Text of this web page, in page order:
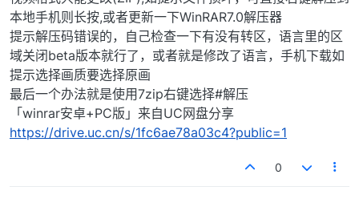
本地手机则长按,或者更新一下WinRAR7.0解压器
提示解压码错误的，自己检查一下有没有转区，语言里的区
域关闭beta版本就行了，或者就是修改了语言，手机下载如
提示选择画质要选择原画
最后一个办法就是使用7zip右键选择#解压
「winrar安卓+PC版」来自UC网盘分享
https://drive.uc.cn/s/1fc6ae78a03c4?public=1
0